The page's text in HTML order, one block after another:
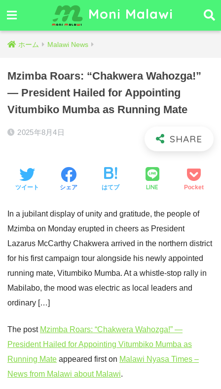
Moni Malawi
ホーム Malawi News
Mzimba Roars: “Chakwera Wahozga!”
— President Hailed for Appointing
Vitumbiko Mumba as Running Mate
2025年8月4日
ツイート シェア はてブ LINE Pocket
In a jubilant display of unity and gratitude, the people of
Mzimba on Monday erupted in cheers as President
Lazarus McCarthy Chakwera arrived in the northern district
for his first campaign tour alongside his newly appointed
running mate, Vitumbiko Mumba. At a whistle-stop rally in
Mabilabo, the mood was electric as local leaders and
ordinary […]
The post Mzimba Roars: “Chakwera Wahozga!” —
President Hailed for Appointing Vitumbiko Mumba as
Running Mate appeared first on Malawi Nyasa Times –
News from Malawi about Malawi.